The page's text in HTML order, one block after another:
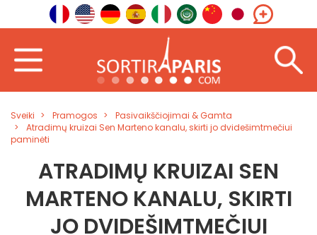
Sveiki Pramogos
Pasivaikščiojimai & Gamta
Atradimų kruizai Sen Marteno kanalu, skirti jo dvidešimtmečiui
paminėti
ATRADIMŲ KRUIZAI SEN
MARTENO KANALU, SKIRTI
JO DVIDEŠIMTMEČIUI